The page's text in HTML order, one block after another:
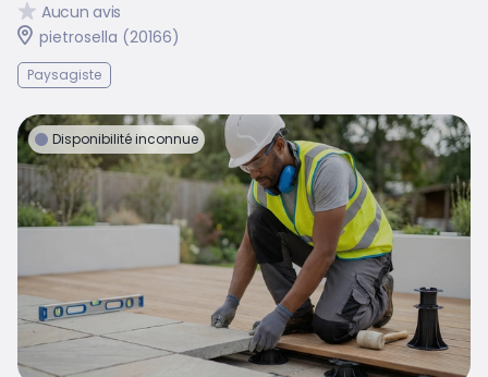
Aucun avis
pietrosella (20166)
Paysagiste
Disponibilité inconnue